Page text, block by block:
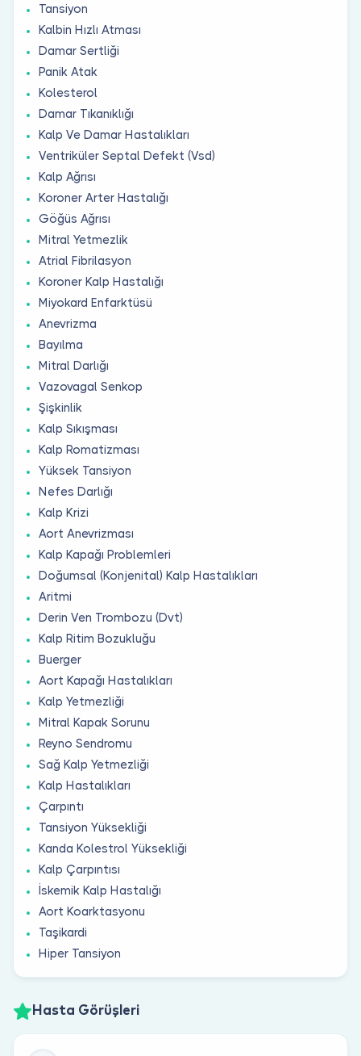
Tansiyon
Kalbin Hızlı Atması
Damar Sertliği
Panik Atak
Kolesterol
Damar Tıkanıklığı
Kalp Ve Damar Hastalıkları
Ventriküler Septal Defekt (Vsd)
Kalp Ağrısı
Koroner Arter Hastalığı
Göğüs Ağrısı
Mitral Yetmezlik
Atrial Fibrilasyon
Koroner Kalp Hastalığı
Miyokard Enfarktüsü
Anevrizma
Bayılma
Mitral Darlığı
Vazovagal Senkop
Şişkinlik
Kalp Sıkışması
Kalp Romatizması
Yüksek Tansiyon
Nefes Darlığı
Kalp Krizi
Aort Anevrizması
Kalp Kapağı Problemleri
Doğumsal (Konjenital) Kalp Hastalıkları
Aritmi
Derin Ven Trombozu (Dvt)
Kalp Ritim Bozukluğu
Buerger
Aort Kapağı Hastalıkları
Kalp Yetmezliği
Mitral Kapak Sorunu
Reyno Sendromu
Sağ Kalp Yetmezliği
Kalp Hastalıkları
Çarpıntı
Tansiyon Yüksekliği
Kanda Kolestrol Yüksekliği
Kalp Çarpıntısı
İskemik Kalp Hastalığı
Aort Koarktasyonu
Taşikardi
Hiper Tansiyon
Hasta Görüşleri